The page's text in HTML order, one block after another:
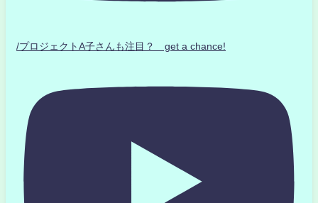
/プロジェクトA子さんも注目？ get a chance!